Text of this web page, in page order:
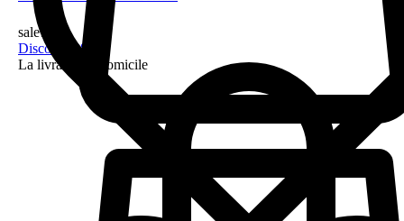
sale!
Discount 28%
La livraison a domicile